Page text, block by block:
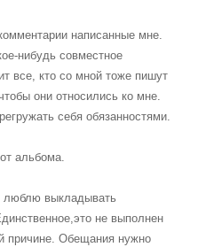
написанные мне.
нибудь совместное
все, кто со мной тоже пишут
они относились ко мне.
себя обязанностями.
альбома.
люблю выкладывать
не выполнен
причине. Обещания нужно